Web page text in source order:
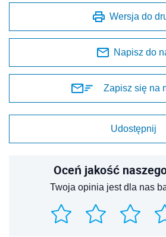
Wersja do
Napisz do
Zapisz się na
Udostępnij
Oceń jakość
Twoja opinia jest dla nas